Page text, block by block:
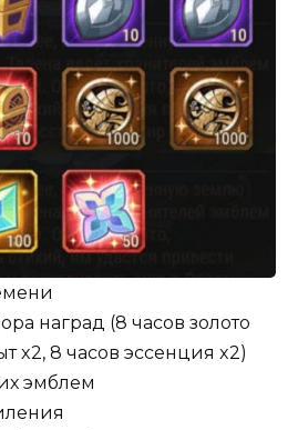
наград (8 часов золото
x2, 8 часов эссенция x2)
эмблем